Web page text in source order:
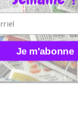
Je m'abonne